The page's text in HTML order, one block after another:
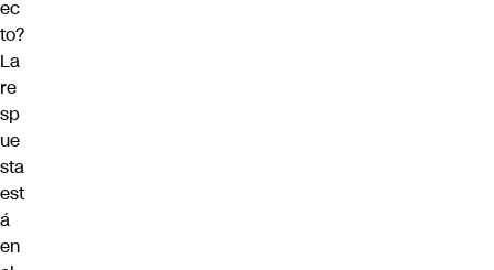
ec
to?
La
re
sp
ue
sta
est
á
en